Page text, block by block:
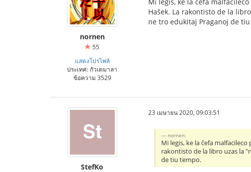
nornen
55
แสดงโปรไฟล์
ประเทศ: กัวเตมาลา
ข้อความ 3529
Hašek. La rakontisto de la
ne tro edukitaj Praganoj de
StefKo
23 เมษายน 2020, 09:03:51
nornen:
Mi legis, ke la ĉefa
rakontisto de la libro uzas la
de tiu tempo.